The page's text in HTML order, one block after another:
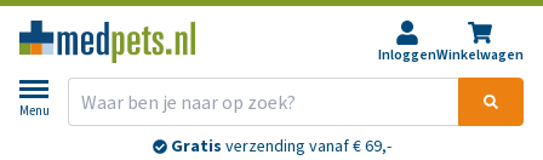
InloggenWinkelwagen
Menu
Gratis verzending vanaf € 69,-